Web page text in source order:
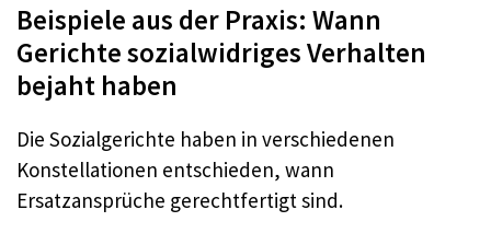
Beispiele aus der Praxis: Wann
Gerichte sozialwidriges Verhalten
bejaht haben
Die Sozialgerichte haben in verschiedenen
Konstellationen entschieden, wann
Ersatzansprüche gerechtfertigt sind.